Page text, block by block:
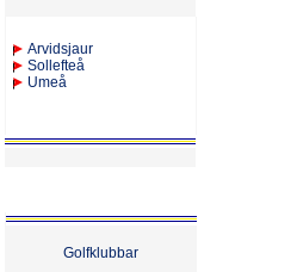
Arvidsjaur
Sollefteå
Umeå
Golfklubbar